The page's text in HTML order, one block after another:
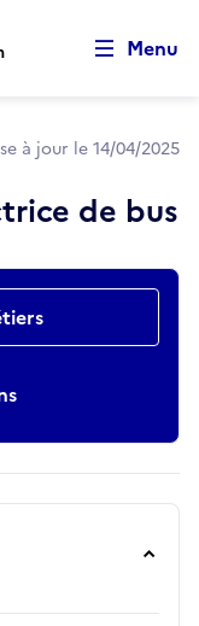
Menu
à jour le 14/04/2025
de bus